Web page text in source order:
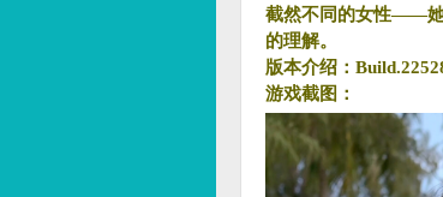
截然不同的女性——她
的理解。
版本介绍：
游戏截图：